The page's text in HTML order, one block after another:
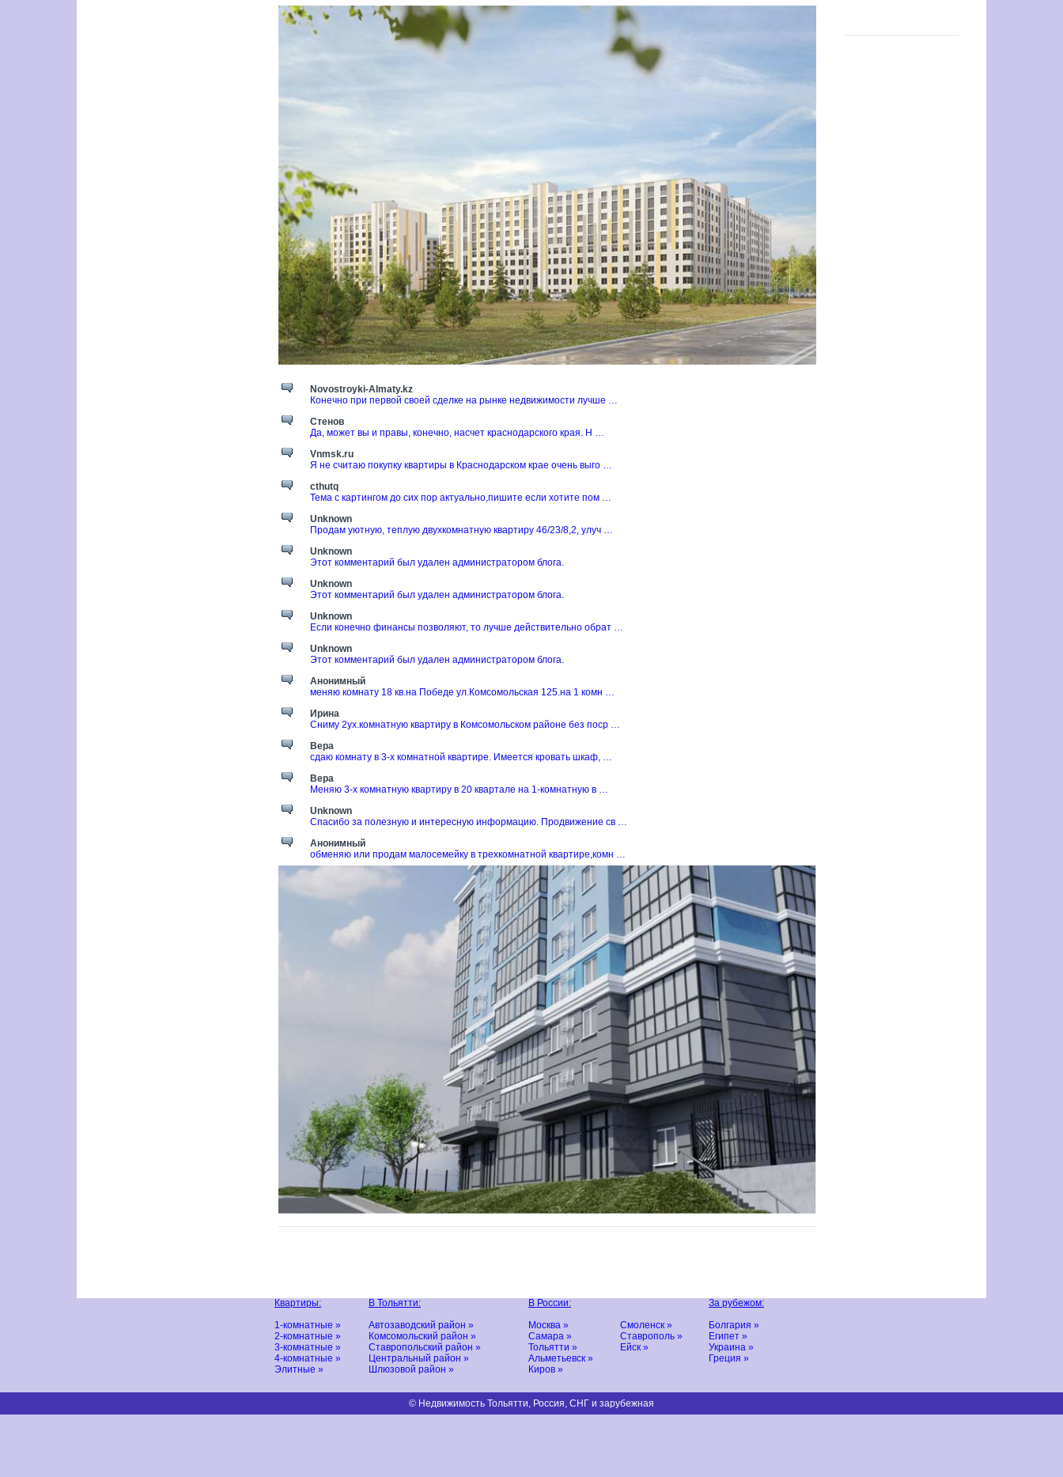
Novostroyki-Almaty.kz
Конечно при первой своей сделке на рынке недвижимости лучше …
Стенов
Да, может вы и правы, конечно, насчет краснодарского края. Н …
Vnmsk.ru
Я не считаю покупку квартиры в Краснодарском крае очень выго …
cthutq
Тема с картингом до сих пор актуально,пишите если хотите пом …
Unknown
Продам уютную, теплую двухкомнатную квартиру 46/23/8,2, улуч …
Unknown
Этот комментарий был удален администратором блога.
Unknown
Этот комментарий был удален администратором блога.
Unknown
Если конечно финансы позволяют, то лучше действительно обрат …
Unknown
Этот комментарий был удален администратором блога.
Анонимный
меняю комнату 18 кв.на Победе ул.Комсомольская 125.на 1 комн …
Ирина
Сниму 2ух.комнатную квартиру в Комсомольском районе без поср …
Вера
сдаю комнату в 3-х комнатной квартире. Имеется кровать шкаф, …
Вера
Меняю 3-х комнатную квартиру в 20 квартале на 1-комнатную в …
Unknown
Спасибо за полезную и интересную информацию. Продвижение св …
Анонимный
обменяю или продам малосемейку в трехкомнатной квартире,комн …
Квартиры:
1-комнатные »
2-комнатные »
3-комнатные »
4-комнатные »
Элитные »
В Тольятти:
Автозаводский район »
Комсомольский район »
Ставропольский район »
Центральный район »
Шлюзовой район »
В России:
Москва »
Самара »
Тольятти »
Альметьевск »
Киров »
Смоленск »
Ставрополь »
Ейск »
За рубежом:
Болгария »
Египет »
Украина »
Греция »
© Недвижимость Тольятти, Россия, СНГ и зарубежная